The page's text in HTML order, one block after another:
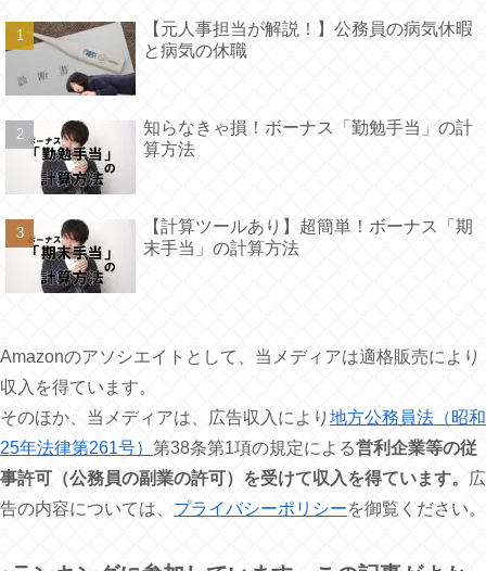
【元人事担当が解説！】公務員の病気休暇
と病気の休職
知らなきゃ損！ボーナス「勤勉手当」の計
算方法
【計算ツールあり】超簡単！ボーナス「期
末手当」の計算方法
Amazonのアソシエイトとして、当メディアは適格販売により
収入を得ています。
そのほか、当メディアは、広告収入により 地方公務員法（昭和
25年法律第261号） 第38条第1項の規定による営利企業等の従
事許可（公務員の副業の許可）を受けて収入を得ています。
広
告の内容については、 プライバシーポリシーを御覧ください。